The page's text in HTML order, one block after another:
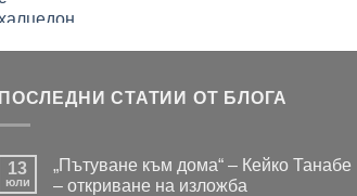
ПОСЛЕДНИ СТАТИИ ОТ БЛОГА
13
юли
„Пътуване към дома“ – Кейко Танабе
– откриване на изложба